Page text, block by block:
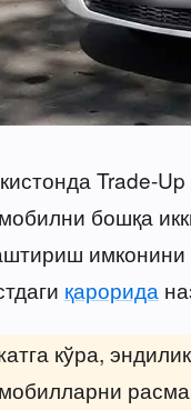
Trade-
бошқа
имконини
қарорида
кўра,